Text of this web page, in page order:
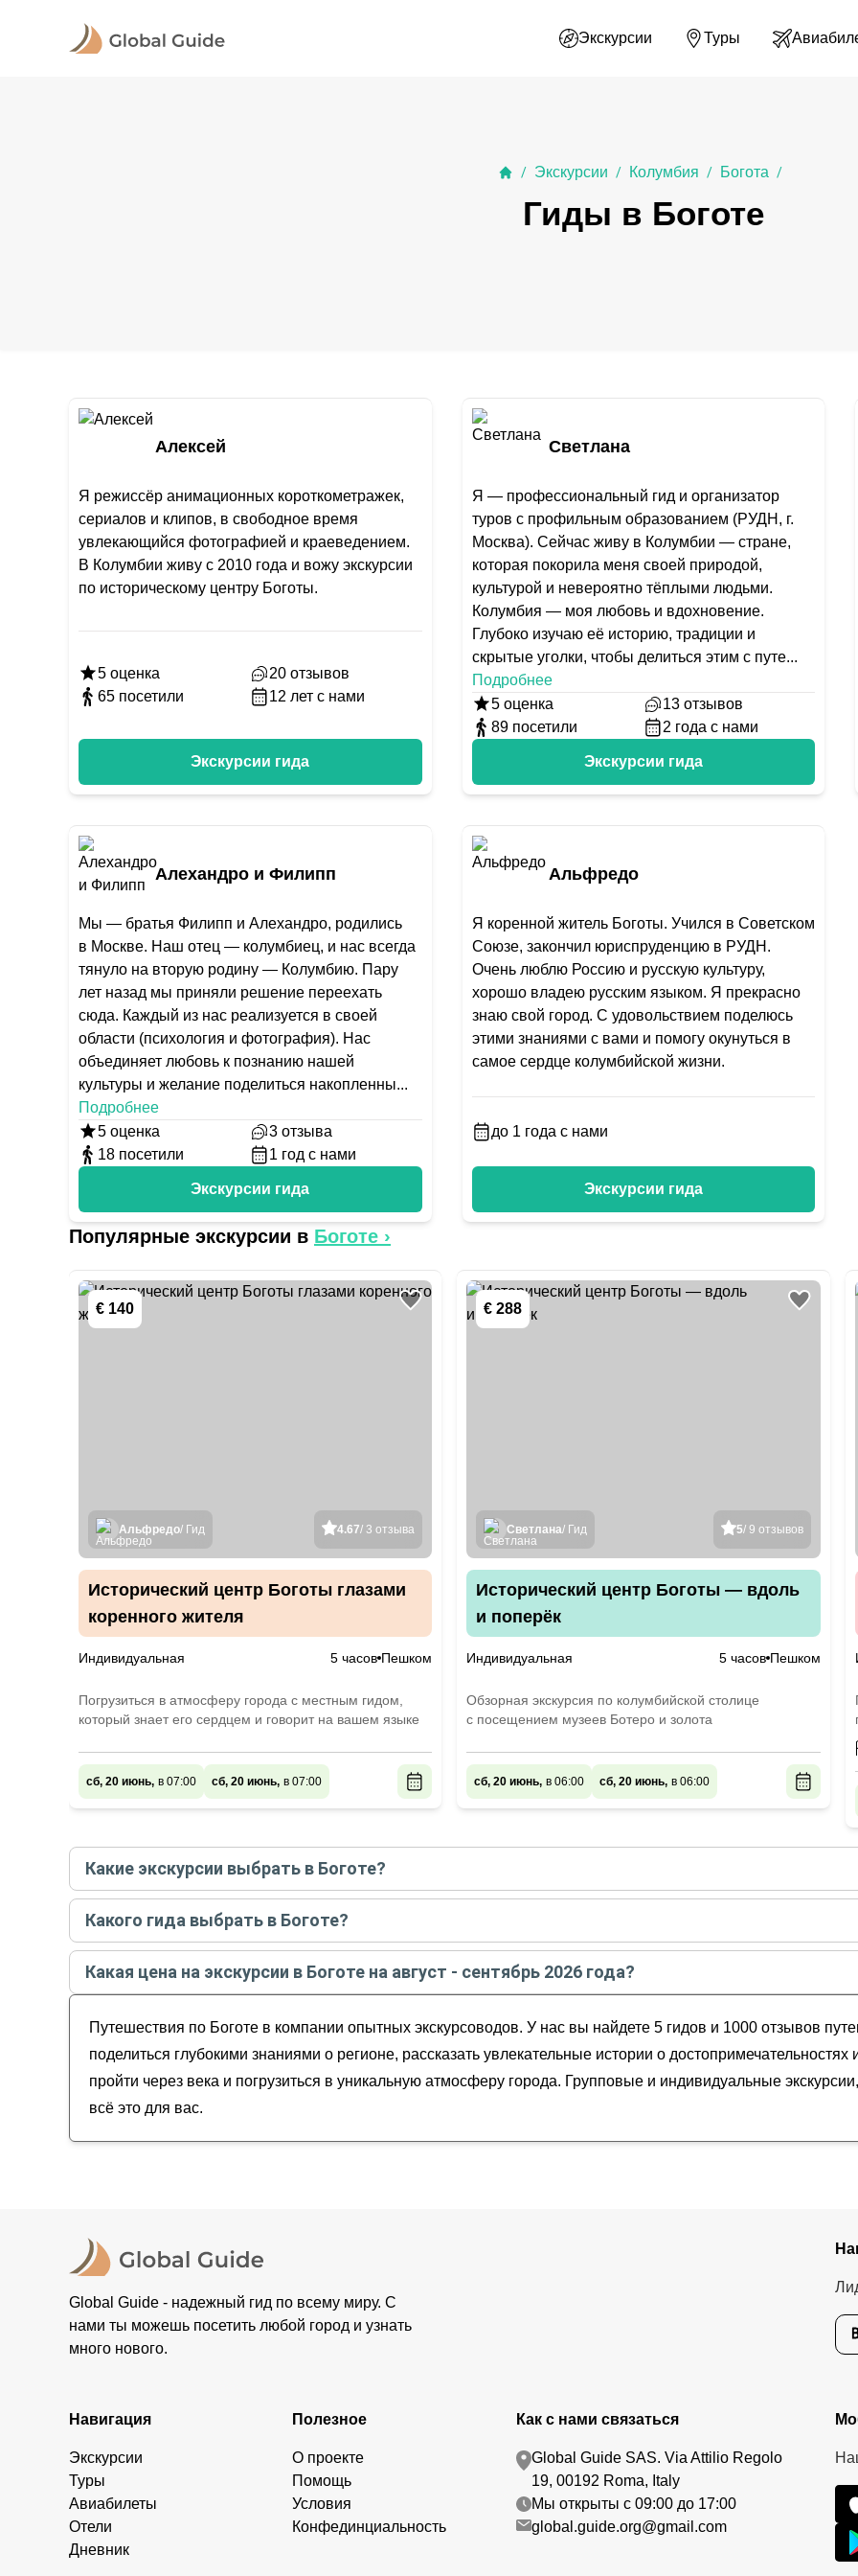
Экскурсии Туры
/ Экскурсии / Колумбия / Богота /
Гиды в Боготе
Алексей
Я режиссёр анимационных короткометражек,
сериалов и клипов, в свободное время
увлекающийся фотографией и краеведением.
В Колумбии живу с 2010 года и вожу экскурсии
по историческому центру Боготы.
5 оценка 20 отзывов
65 посетили 12 лет с нами
Экскурсии гида
Светлана
Я — профессиональный гид и организатор
туров с профильным образованием (РУДН, г.
Москва). Сейчас живу в Колумбии — стране,
которая покорила меня своей природой,
культурой и невероятно тёплыми людьми.
Колумбия — моя любовь и вдохновение.
Глубоко изучаю её историю, традиции и
скрытые уголки, чтобы делиться этим с путе...
Подробнее
5оценка 13 отзывов
89 посетили 2 года с нами
Экскурсии гида
Алехандро и Филипп
Мы — братья Филипп и Алехандро, родились
в Москве. Наш отец — колумбиец, и нас всегда
тянуло на вторую родину — Колумбию. Пару
лет назад мы приняли решение переехать
сюда. Каждый из нас реализуется в своей
области (психология и фотография). Нас
объединяет любовь к познанию нашей
культуры и желание поделиться накопленны...
Подробнее
5 оценка 3 отзыва
18 посетили 1 год с нами
Экскурсии гида
Альфредо
Я коренной житель Боготы. Учился в Советском
Союзе, закончил юриспруденцию в РУДН.
Очень люблю Россию и русскую культуру,
хорошо владею русским языком. Я прекрасно
знаю свой город. С удовольствием поделюсь
этими знаниями с вами и помогу окунуться в
самое сердце колумбийской жизни.
до 1 года с нами
Экскурсии гида
Популярные экскурсии в Боготе ›
€ 140
4.67/ 3 отзыва
Альфредо/ Гид
Исторический центр Боготы глазами
коренного жителя
Индивидуальная 5 часов Пешком
Погрузиться в атмосферу города с местным гидом,
который знает его сердцем и говорит на вашем языке
сб, 20 июнь, в 07:00 сб, 20 июнь, в 07:00
€ 288
5/ 9 отзывов
Светлана/ Гид
Исторический центр Боготы — вдоль
и поперёк
Индивидуальная 5 часов Пешком
Обзорная экскурсия по колумбийской столице
с посещением музеев Ботеро и золота
сб, 20 июнь, в 06:00 сб, 20 июнь, в 06:00
Какие экскурсии выбрать в Боготе?
Самые популярные экскурсиив Боготев августе - сентябре 2026года:
Исторический центр Боготы глазами коренного жителя
Исторический центр Боготы — вдоль и поперёк
По Боготе — с русскими колумбийцами
Добро пожаловать в Боготу!
Уличное искусство Боготы
Какого гида выбрать в Боготе?
Лучшие гидыв Боготепо рейтингу и отзывам вавгусте 2026 года:
Алексей
Михаил
Алехандро и Филипп
Альфредо
Какая цена на экскурсии в Боготе на август - сентябрь 2026 года?
Путешествия по Боготе в компании опытных экскурсоводов. У нас вы найдете 5 гидов и 1000 отзывов
поделиться глубокими знаниями о регионе, рассказать увлекательные истории о
пройти через века и погрузиться в уникальную атмосферу города. Групповые и индивидуальные
всё это для вас.
Global Guide - надежный гид по всему миру. С
нами ты можешь посетить любой город и узнать
много нового.
Навигация
Экскурсии
Туры
Авиабилеты
Отели
Дневник
Полезное
О проекте
Помощь
Условия
Конфединциальность
Как с нами связаться
Global Guide SAS. Via Attilio Regolo
19, 00192 Roma, Italy
Мы открыты с 09:00 до 17:00
global.guide.org@gmail.com